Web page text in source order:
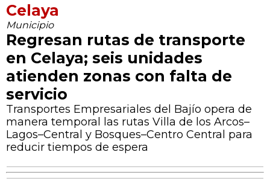
Celaya
Municipio
Regresan rutas de transporte
en Celaya; seis unidades
atienden zonas con falta de
servicio
Transportes Empresariales del Bajío opera de
manera temporal las rutas Villa de los Arcos–
Lagos–Central y Bosques–Centro Central para
reducir tiempos de espera